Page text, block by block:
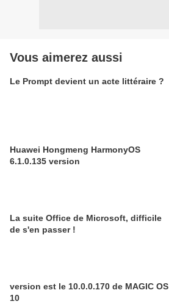
Vous aimerez aussi
Le Prompt devient un acte littéraire ?
Huawei Hongmeng HarmonyOS
6.1.0.135 version
La suite Office de Microsoft, difficile
de s'en passer !
version est le 10.0.0.170 de MAGIC OS
10